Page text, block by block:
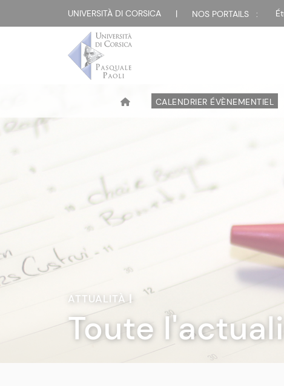
UNIVERSITÀ DI CORSICA | NOS PORTAILS :
CALENDRIER ÉVÈNEMENTIEL
ATTUALITÀ|
Toute